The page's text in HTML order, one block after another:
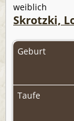
weiblich
Skrotzki,
Geburt
Taufe